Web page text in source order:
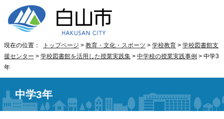
現在の位置： トップページ > 教育・文化・スポーツ > 学校教育 > 学校図書館支
援センター > 学校図書館を活用した授業実践集 > 中学校の授業実践事例 > 中学3
年
中学3年